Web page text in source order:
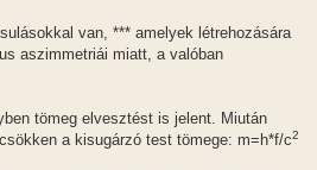
van, *** amelyek létrehozására
aszimmetriái miatt, a valóban
tömeg elvesztést is jelent. Miután
a kisugárzó test tömege: m=h*f/c2